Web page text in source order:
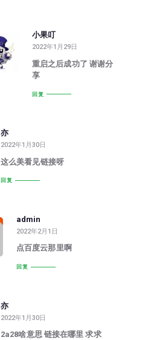
小果叮
2022年1月29日
重启之后成功了 谢谢分
享
回复
亦
2022年1月30日
这么美看见链接呀
回复
admin
2022年2月1日
点百度云那里啊
回复
亦
2022年1月30日
2a28啥意思 链接在哪里 求求